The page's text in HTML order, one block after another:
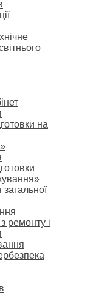
на
загальної
ремонту і